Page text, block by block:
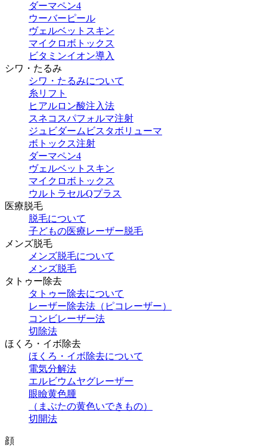
ダーマペン4
ウーバーピール
ヴェルベットスキン
マイクロボトックス
ビタミンイオン導入
シワ・たるみ
シワ・たるみについて
糸リフト
ヒアルロン酸注入法
スネコスパフォルマ注射
ジュビダームビスタボリューマ
ボトックス注射
ダーマペン4
ヴェルベットスキン
マイクロボトックス
ウルトラセルQプラス
医療脱毛
脱毛について
子どもの医療レーザー脱毛
メンズ脱毛
メンズ脱毛について
メンズ脱毛
タトゥー除去
タトゥー除去について
レーザー除去法（ピコレーザー）
コンビレーザー法
切除法
ほくろ・イボ除去
ほくろ・イボ除去について
電気分解法
エルビウムヤグレーザー
眼瞼黄色腫
（まぶたの黄色いできもの）
切開法
顔